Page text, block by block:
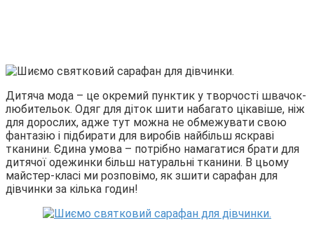
Дитяча мода – це окремий пунктик у творчості швачок-
любительок. Одяг для діток шити набагато цікавіше, ніж
для дорослих, адже тут можна не обмежувати свою
фантазію і підбирати для виробів найбільш яскраві
тканини. Єдина умова – потрібно намагатися брати для
дитячої одежинки більш натуральні тканини. В цьому
майстер-класі ми розповімо, як зшити сарафан для
дівчинки за кілька годин!